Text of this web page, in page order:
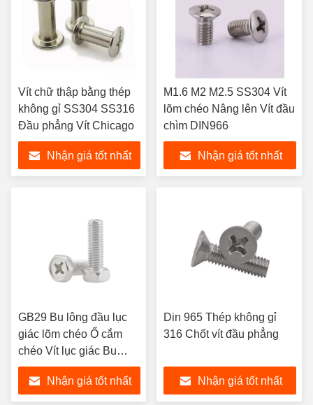
Vít chữ thập bằng thép
không gỉ SS304 SS316
Đầu phẳng Vít Chicago
Nhận giá tốt nhất
M1.6 M2 M2.5 SS304 Vít
lõm chéo Nâng lên Vít đầu
chìm DIN966
Nhận giá tốt nhất
GB29 Bu lông đầu lục
giác lõm chéo Ổ cắm
chéo Vít lục giác Bu
lông lục giác có hốc
chéo trên đầu
Nhận giá tốt nhất
Din 965 Thép không gỉ
316 Chốt vít đầu phẳng
Nhận giá tốt nhất